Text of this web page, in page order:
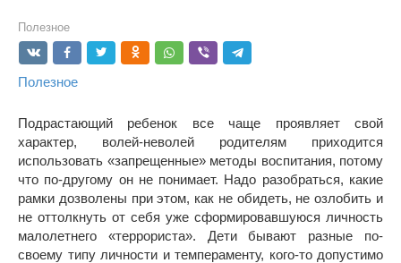
Полезное
Полезное
Подрастающий ребенок все чаще проявляет свой
характер, волей-неволей родителям приходится
использовать «запрещенные» методы воспитания, потому
что по-другому он не понимает. Надо разобраться, какие
рамки дозволены при этом, как не обидеть, не озлобить и
не оттолкнуть от себя уже сформировавшуюся личность
малолетнего «террориста». Дети бывают разные по-
своему типу личности и темпераменту, кого-то допустимо